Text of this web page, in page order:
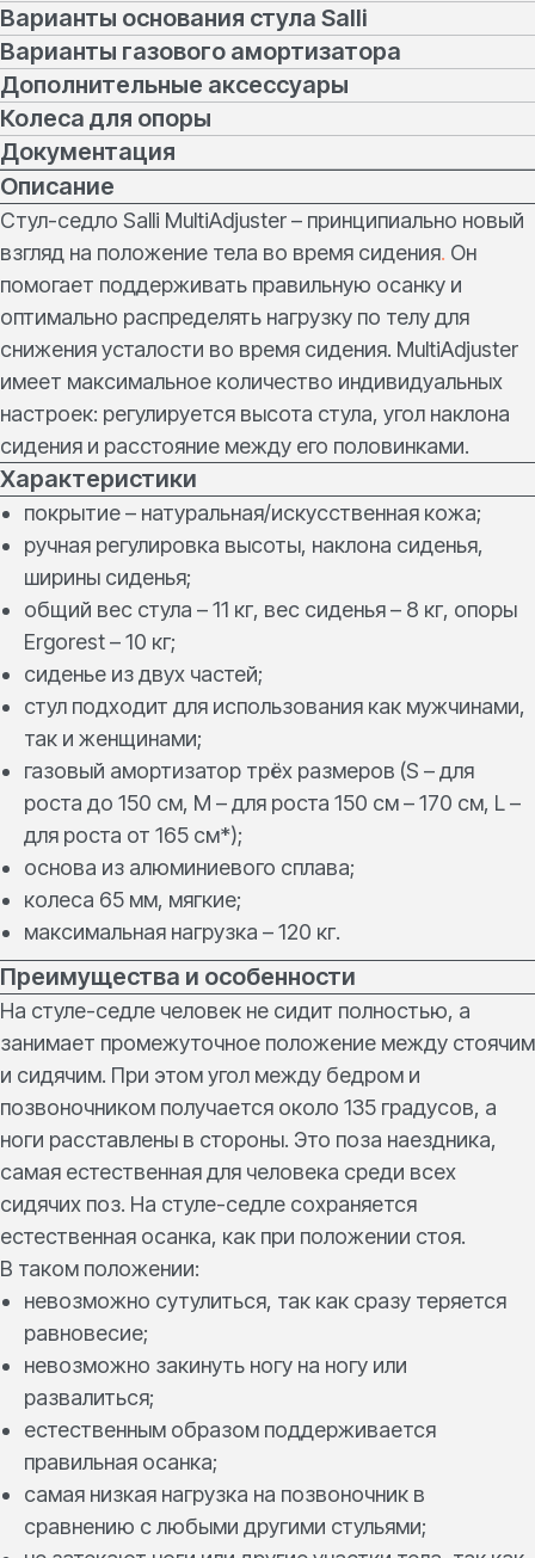
Варианты основания стула Salli
Варианты газового амортизатора
Дополнительные аксессуары
Колеса для опоры
Документация
Описание
Стул-седло Salli MultiAdjuster – принципиально новый
взгляд на положение тела во время сидения. Он
помогает поддерживать правильную осанку и
оптимально распределять нагрузку по телу для
снижения усталости во время сидения. MultiAdjuster
имеет максимальное количество индивидуальных
настроек: регулируется высота стула, угол наклона
сидения и расстояние между его половинками.
Характеристики
покрытие – натуральная/искусственная кожа;
ручная регулировка высоты, наклона сиденья,
ширины сиденья;
общий вес стула – 11 кг, вес сиденья – 8 кг, опоры
Ergorest – 10 кг;
сиденье из двух частей;
стул подходит для использования как мужчинами,
так и женщинами;
газовый амортизатор трёх размеров (S – для
роста до 150 см, M – для роста 150 см – 170 см, L –
для роста от 165 см*);
основа из алюминиевого сплава;
колеса 65 мм, мягкие;
максимальная нагрузка – 120 кг.
Преимущества и особенности
На стуле-седле человек не сидит полностью, а
занимает промежуточное положение между стоячим
и сидячим. При этом угол между бедром и
позвоночником получается около 135 градусов, а
ноги расставлены в стороны. Это поза наездника,
самая естественная для человека среди всех
сидячих поз. На стуле-седле сохраняется
естественная осанка, как при положении стоя.
В таком положении:
невозможно сутулиться, так как сразу теряется
равновесие;
невозможно закинуть ногу на ногу или
развалиться;
естественным образом поддерживается
правильная осанка;
самая низкая нагрузка на позвоночник в
сравнению с любыми другими стульями;